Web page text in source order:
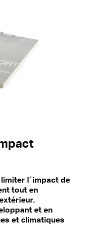
l´impact de
tout en
et en
et climatiques